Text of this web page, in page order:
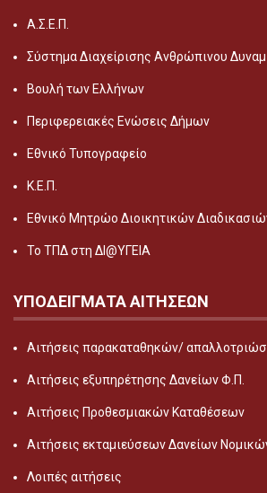
Α.Σ.Ε.Π.
Σύστημα Διαχείρισης Ανθρώπινου
Βουλή των Ελλήνων
Περιφερειακές Ενώσεις Δήμων
Εθνικό Τυπογραφείο
Κ.Ε.Π.
Εθνικό Μητρώο Διοικητικών
Το ΤΠΔ στη ΔΙ@ΥΓΕΙΑ
ΥΠΟΔΕΙΓΜΑΤΑ ΑΙΤΗΣΕΩΝ
Αιτήσεις παρακαταθηκών/
Αιτήσεις εξυπηρέτησης Δανείων Φ.Π.
Αιτήσεις Προθεσμιακών Καταθέσεων
Αιτήσεις εκταμιεύσεων Δανείων
Λοιπές αιτήσεις